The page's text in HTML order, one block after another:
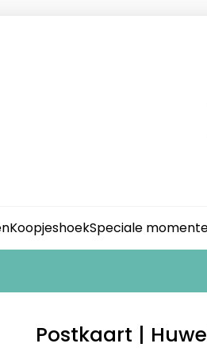
KoopjeshoekSpeciale
Postkaart |